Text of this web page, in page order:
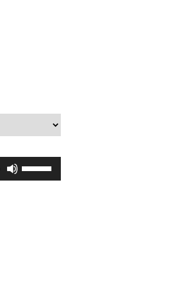
Použitím
šipek